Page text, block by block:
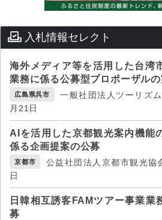
入札情報セレクト
海外メディア等を活用した台湾
業務に係る公募型プロポーザル
広島県呉市
一般社団法人ツーリズ
月21日
AIを活用した京都観光案内機能
係る企画提案の公募
京都市
公益社団法人京都市観光
日
日韓相互誘客FAMツアー事業業
募